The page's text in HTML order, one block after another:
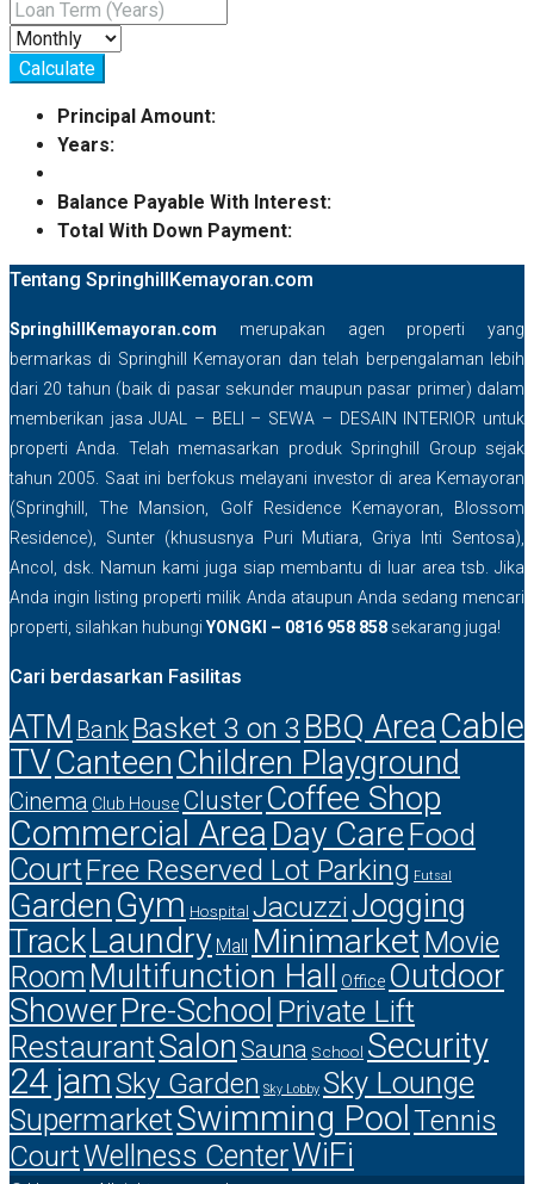
Calculate
Principal Amount:
Years:
Balance Payable With Interest:
Total With Down Payment:
Tentang SpringhillKemayoran.com
SpringhillKemayoran.com merupakan agen properti yang
bermarkas di Springhill Kemayoran dan telah berpengalaman lebih
dari 20 tahun (baik di pasar sekunder maupun pasar primer) dalam
memberikan jasa JUAL – BELI – SEWA – DESAIN INTERIOR untuk
properti Anda. Telah memasarkan produk Springhill Group sejak
tahun 2005. Saat ini berfokus melayani investor di area Kemayoran
(Springhill, The Mansion, Golf Residence Kemayoran, Blossom
Residence), Sunter (khususnya Puri Mutiara, Griya Inti Sentosa),
Ancol, dsk. Namun kami juga siap membantu di luar area tsb. Jika
Anda ingin listing properti milik Anda ataupun Anda sedang mencari
properti, silahkan hubungi YONGKI – 0816 958 858 sekarang juga!
Cari berdasarkan Fasilitas
ATM Bank Basket 3 on 3 BBQ AreaCable
TVCanteen Children Playground
Cinema Club House Cluster Coffee Shop
Commercial Area Day Care Food
CourtFree Reserved Lot Parking Futsal
Garden Gym Hospital JacuzziJogging
TrackLaundry Mall Minimarket Movie
Room Multifunction Hall Office Outdoor
ShowerPre-School Private Lift
RestaurantSalon Sauna School Security
24 jamSky Garden Sky Lobby Sky Lounge
SupermarketSwimming PoolTennis
CourtWellness CenterWiFi